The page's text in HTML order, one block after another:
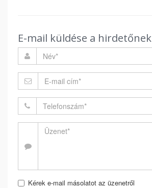
E-mail küldése a hirdetőnek
Kérek e-mail másolatot az üzenetről